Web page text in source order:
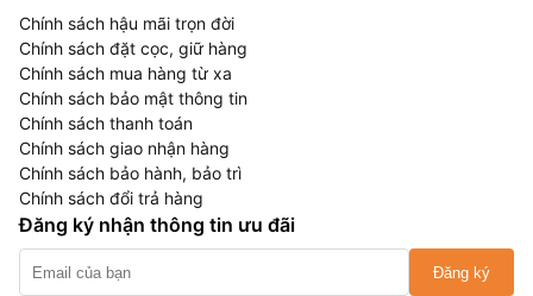
Chính sách hậu mãi trọn đời
Chính sách đặt cọc, giữ hàng
Chính sách mua hàng từ xa
Chính sách bảo mật thông tin
Chính sách thanh toán
Chính sách giao nhận hàng
Chính sách bảo hành, bảo trì
Chính sách đổi trả hàng
Đăng ký nhận thông tin ưu đãi
Đăng ký